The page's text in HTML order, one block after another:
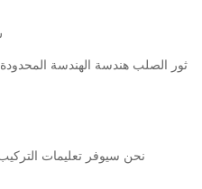
ثور الصلب هندسة الهندسة